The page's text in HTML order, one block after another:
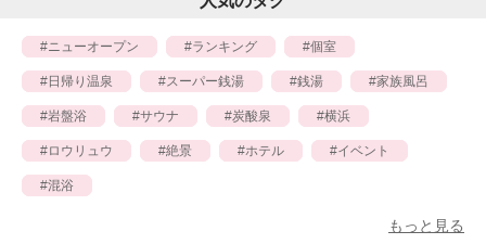
ニューオープン ランキング 個室
日帰り温泉 スーパー銭湯 銭湯 家族風呂
岩盤浴 サウナ 炭酸泉 横浜
ロウリュウ 絶景 ホテル イベント
混浴
もっと見る